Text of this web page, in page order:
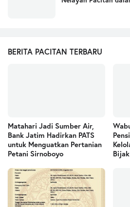
BERITA PACITAN TERBARU
Matahari Jadi Sumber Air,
Bank Jatim Hadirkan PATS
untuk Menguatkan Pertanian
Petani Sirnoboyo
Bijak